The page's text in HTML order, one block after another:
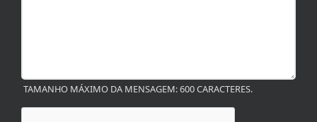
TAMANHO MÁXIMO DA MENSAGEM: 600 CARACTERES.